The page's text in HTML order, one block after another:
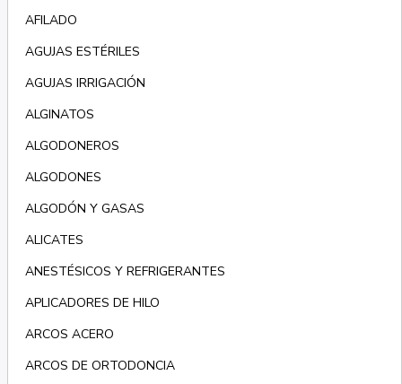
AFILADO
AGUJAS ESTÉRILES
AGUJAS IRRIGACIÓN
ALGINATOS
ALGODONEROS
ALGODONES
ALGODÓN Y GASAS
ALICATES
ANESTÉSICOS Y REFRIGERANTES
APLICADORES DE HILO
ARCOS ACERO
ARCOS DE ORTODONCIA